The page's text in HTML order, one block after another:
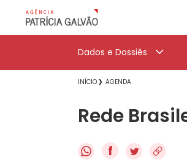
Dados e Dossiês
INÍCIO AGENDA
Rede
f